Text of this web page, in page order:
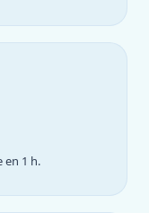
en 1 h.